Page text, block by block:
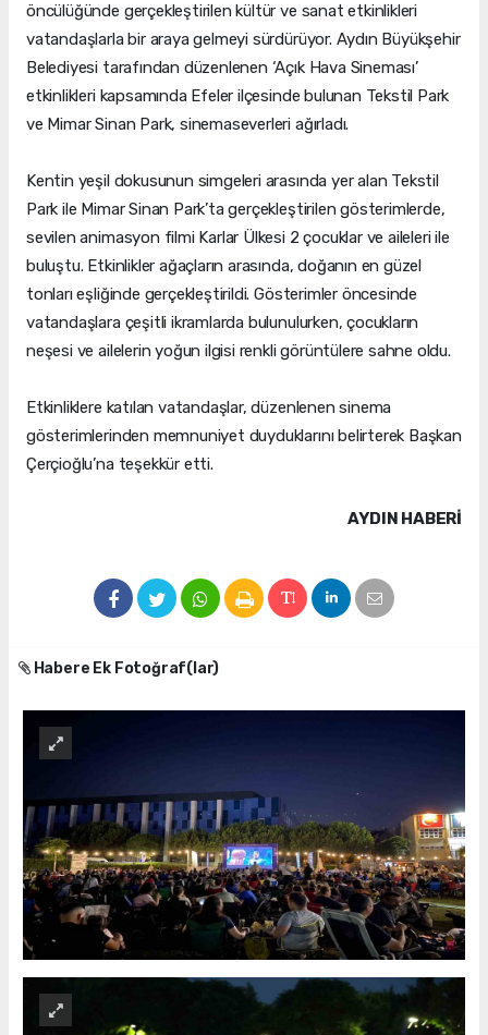
öncülüğünde gerçekleştirilen kültür ve sanat etkinlikleri
vatandaşlarla bir araya gelmeyi sürdürüyor. Aydın Büyükşehir
Belediyesi tarafından düzenlenen ‘Açık Hava Sineması’
etkinlikleri kapsamında Efeler ilçesinde bulunan Tekstil Park
ve Mimar Sinan Park, sinemaseverleri ağırladı.
Kentin yeşil dokusunun simgeleri arasında yer alan Tekstil
Park ile Mimar Sinan Park’ta gerçekleştirilen gösterimlerde,
sevilen animasyon filmi Karlar Ülkesi 2 çocuklar ve aileleri ile
buluştu. Etkinlikler ağaçların arasında, doğanın en güzel
tonları eşliğinde gerçekleştirildi. Gösterimler öncesinde
vatandaşlara çeşitli ikramlarda bulunulurken, çocukların
neşesi ve ailelerin yoğun ilgisi renkli görüntülere sahne oldu.
Etkinliklere katılan vatandaşlar, düzenlenen sinema
gösterimlerinden memnuniyet duyduklarını belirterek Başkan
Çerçioğlu’na teşekkür etti.
AYDIN HABERİ
Habere Ek Fotoğraf(lar)